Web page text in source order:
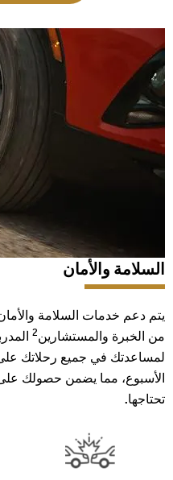
السلامة والأمان‪‎
من الخبرة والمستشارين2
لمساعدتك في جميع رحلاتك
الأسبوع، مما يضمن حصولك على
تحتاجها.